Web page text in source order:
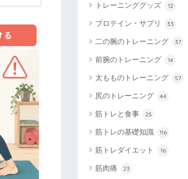
トレーニンググッズ 12
プロテイン・サプリ 33
二の腕のトレーニング 37
前腕のトレーニング 14
太もものトレーニング 57
尻のトレーニング 44
筋トレと食事 25
筋トレの基礎知識 116
筋トレダイエット 16
筋肉痛 23